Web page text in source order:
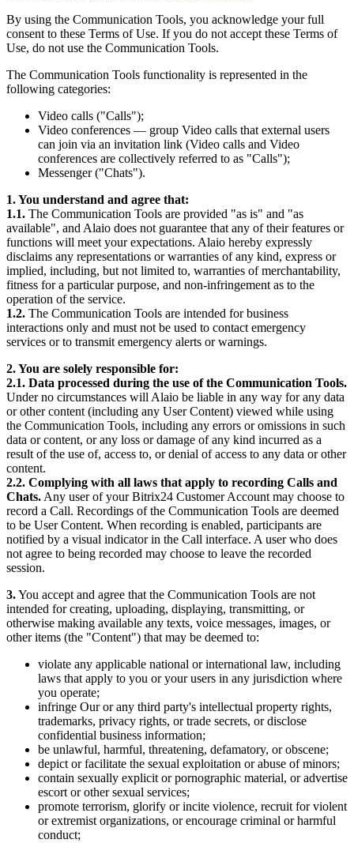
By using the Communication Tools, you acknowledge your full
consent to these Terms of Use. If you do not accept these Terms of
Use, do not use the Communication Tools.
The Communication Tools functionality is represented in the
following categories:
Video calls ("Calls");
Video conferences — group Video calls that external users
can join via an invitation link (Video calls and Video
conferences are collectively referred to as "Calls");
Messenger ("Chats").
1. You understand and agree that:
1.1. The Communication Tools are provided "as is" and "as
available", and Alaio does not guarantee that any of their features or
functions will meet your expectations. Alaio hereby expressly
disclaims any representations or warranties of any kind, express or
implied, including, but not limited to, warranties of merchantability,
fitness for a particular purpose, and non-infringement as to the
operation of the service.
1.2. The Communication Tools are intended for business
interactions only and must not be used to contact emergency
services or to transmit emergency alerts or warnings.
2. You are solely responsible for:
2.1. Data processed during the use of the Communication Tools.
Under no circumstances will Alaio be liable in any way for any data
or other content (including any User Content) viewed while using
the Communication Tools, including any errors or omissions in such
data or content, or any loss or damage of any kind incurred as a
result of the use of, access to, or denial of access to any data or other
content.
2.2. Complying with all laws that apply to recording Calls and
Chats. Any user of your Bitrix24 Customer Account may choose to
record a Call. Recordings of the Communication Tools are deemed
to be User Content. When recording is enabled, participants are
notified by a visual indicator in the Call interface. A user who does
not agree to being recorded may choose to leave the recorded
session.
3.You accept and agree that the Communication Tools are not
intended for creating, uploading, displaying, transmitting, or
otherwise making available any texts, voice messages, images, or
other items (the "Content") that may be deemed to:
violate any applicable national or international law, including
laws that apply to you or your users in any jurisdiction where
you operate;
infringe Our or any third party's intellectual property rights,
trademarks, privacy rights, or trade secrets, or disclose
confidential business information;
be unlawful, harmful, threatening, defamatory, or obscene;
depict or facilitate the sexual exploitation or abuse of minors;
contain sexually explicit or pornographic material, or advertise
escort or other sexual services;
promote terrorism, glorify or incite violence, recruit for violent
or extremist organizations, or encourage criminal or harmful
conduct;